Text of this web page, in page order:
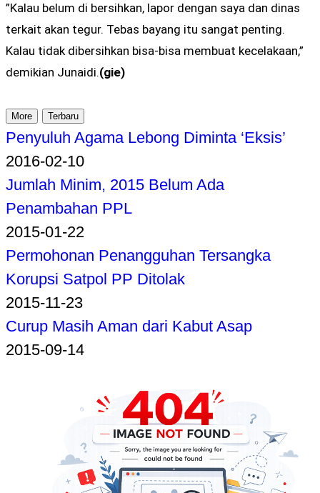
”Kalau belum di bersihkan, lapor dengan saya dan dinas
terkait akan tegur. Tebas bayang itu sangat penting.
Kalau tidak dibersihkan bisa-bisa membuat kecelakaan,”
demikian Junaidi.(gie)
More Terbaru
Penyuluh Agama Lebong Diminta ‘Eksis’
2016-02-10
Jumlah Minim, 2015 Belum Ada
Penambahan PPL
2015-01-22
Permohonan Penangguhan Tersangka
Korupsi Satpol PP Ditolak
2015-11-23
Curup Masih Aman dari Kabut Asap
2015-09-14